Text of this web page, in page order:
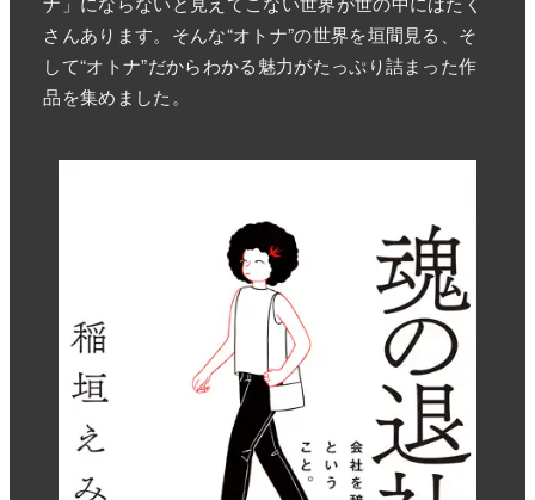
さんあります。そんな“オトナ”の世界を垣間見る、そ
して“オトナ”だからわかる魅力がたっぷり詰まった作
品を集めました。